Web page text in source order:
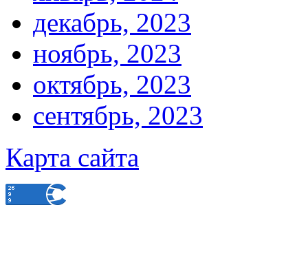
декабрь, 2023
ноябрь, 2023
октябрь, 2023
сентябрь, 2023
Карта сайта